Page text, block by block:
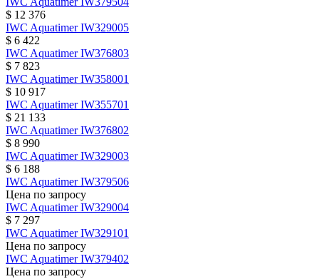
$ 12 376
IWC AquatimerIW329005
$ 6 422
IWC AquatimerIW376803
$ 7 823
IWC AquatimerIW358001
$ 10 917
IWC AquatimerIW355701
$ 21 133
IWC AquatimerIW376802
$ 8 990
IWC AquatimerIW329003
$ 6 188
IWC AquatimerIW379506
Цена по запросу
IWC AquatimerIW329004
$ 7 297
IWC AquatimerIW329101
Цена по запросу
IWC AquatimerIW379402
Цена по запросу